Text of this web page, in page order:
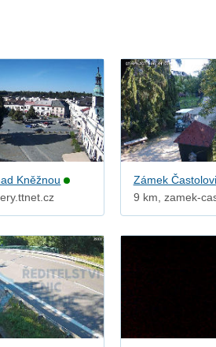
Kněžnou
Zámek
9 km, zamek-